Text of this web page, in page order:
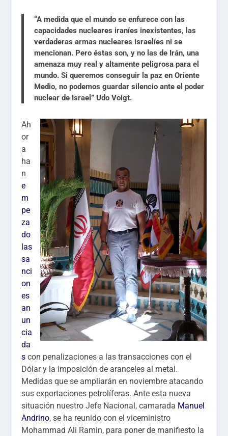
“A medida que el mundo se enfurece con las
capacidades nucleares iraníes inexistentes, las
verdaderas armas nucleares israelíes ni se
mencionan. Pero éstas son, y no las de Irán, una
amenaza muy real y altamente peligrosa para el
mundo. Si queremos conseguir la paz en Oriente
Medio, no podemos guardar silencio ante el poder
nuclear de Israel” Udo Voigt.
Ah
or
a
ha
n
e
m
pe
za
do
las
sa
nci
on
es
an
un
cia
da
s con penalizaciones a las transacciones con el
Dólar y la imposición de aranceles al metal.
Medidas que se ampliarán en noviembre atacando
sus exportaciones petrolíferas. Ante esta nueva
situación nuestro Jefe Nacional, camarada Manuel
Andrino, se ha reunido con el viceministro
Mohammad Ali Ramin, para poner de manifiesto la